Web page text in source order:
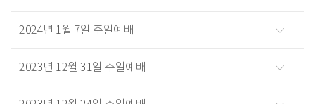
2024년 1월 7일 주일예배
2023년 12월 31일 주일예배